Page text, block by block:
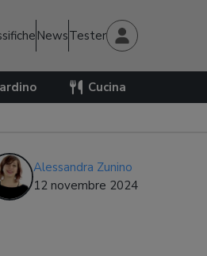
NewsTester
Cucina
Alessandra Zunino
12 novembre 2024